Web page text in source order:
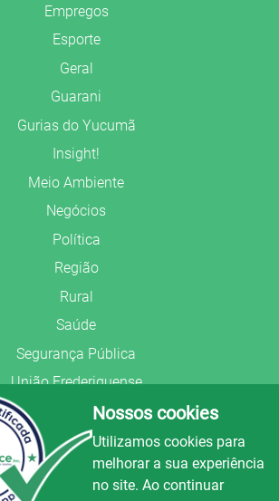
Empregos
Esporte
Geral
Guarani
Gurias do Yucumã
Insight!
Meio Ambiente
Negócios
Política
Região
Rural
Saúde
Segurança Pública
União Frederiquense
© Copyright 2022.LA+.
Nossos cookies
Utilizamos cookies para
melhorar a sua experiência
no site. Ao continuar